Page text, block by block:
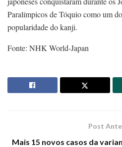
Paralímpicos de Tóquio como um
popularidade do kanji.
Fonte: NHK World-Japan
Post
Mais 15 novos casos da